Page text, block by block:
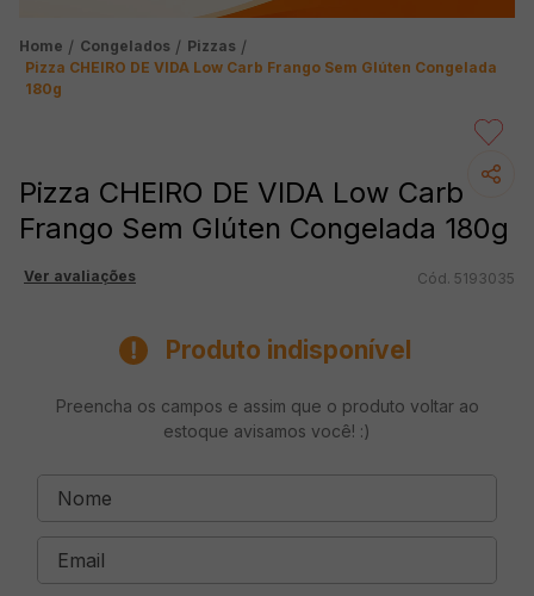
Congelados
Pizzas
Pizza CHEIRO DE VIDA Low Carb Frango Sem Glúten Congelada
180g
Pizza CHEIRO DE VIDA Low Carb
Frango Sem Glúten Congelada 180g
Ver avaliações 5193035
Produto indisponível
Preencha os campos e assim que o produto voltar ao
estoque avisamos você! :)